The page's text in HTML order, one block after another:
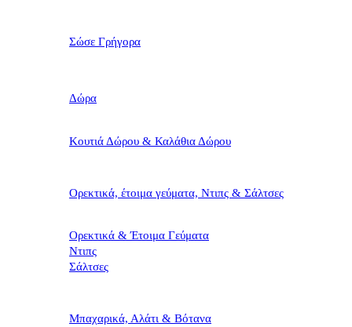
Σώσε Γρήγορα
Δώρα
Κουτιά Δώρου & Καλάθια Δώρου
Ορεκτικά, έτοιμα γεύματα, Ντιπς & Σάλτσες
Ορεκτικά & Έτοιμα Γεύματα
Ντιπς
Σάλτσες
Μπαχαρικά, Αλάτι & Βότανα